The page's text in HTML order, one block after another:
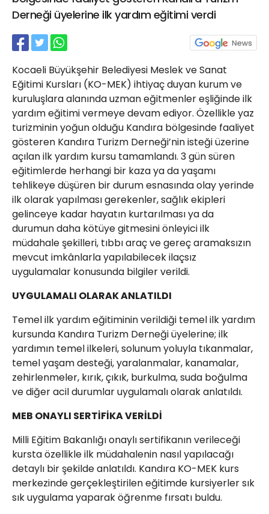
Derneği üyelerine ilk yardım eğitimi verdi
Kocaeli Büyükşehir Belediyesi Meslek ve Sanat
Eğitimi Kursları (KO-MEK) ihtiyaç duyan kurum ve
kuruluşlara alanında uzman eğitmenler eşliğinde ilk
yardım eğitimi vermeye devam ediyor. Özellikle yaz
turizminin yoğun olduğu Kandıra bölgesinde faaliyet
gösteren Kandıra Turizm Derneği’nin isteği üzerine
açılan ilk yardım kursu tamamlandı. 3 gün süren
eğitimlerde herhangi bir kaza ya da yaşamı
tehlikeye düşüren bir durum esnasında olay yerinde
ilk olarak yapılması gerekenler, sağlık ekipleri
gelinceye kadar hayatın kurtarılması ya da
durumun daha kötüye gitmesini önleyici ilk
müdahale şekilleri, tıbbı araç ve gereç aramaksızın
mevcut imkânlarla yapılabilecek ilaçsız
uygulamalar konusunda bilgiler verildi.
UYGULAMALI OLARAK ANLATILDI
Temel ilk yardım eğitiminin verildiği temel ilk yardım
kursunda Kandıra Turizm Derneği üyelerine; ilk
yardımın temel ilkeleri, solunum yoluyla tıkanmalar,
temel yaşam desteği, yaralanmalar, kanamalar,
zehirlenmeler, kırık, çıkık, burkulma, suda boğulma
ve diğer acil durumlar uygulamalı olarak anlatıldı.
MEB ONAYLI SERTİFİKA VERİLDİ
Milli Eğitim Bakanlığı onaylı sertifikanın verileceği
kursta özellikle ilk müdahalenin nasıl yapılacağı
detaylı bir şekilde anlatıldı. Kandıra KO-MEK kurs
merkezinde gerçekleştirilen eğitimde kursiyerler sık
sık uygulama yaparak öğrenme fırsatı buldu.
21 Gölcük
haber@golcukpostasi.com